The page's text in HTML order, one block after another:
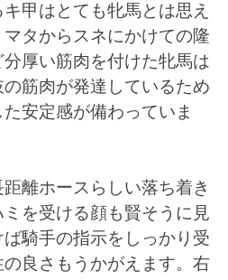
甲はとても牝馬とは思え
タからスネにかけての隆
厚い筋肉を付けた牝馬は
筋肉が発達しているため
安定感が備わっていま
離ホースらしい落ち着き
を受ける顔も賢そうに見
騎手の指示をしっかり受
良さもうかがえます。右